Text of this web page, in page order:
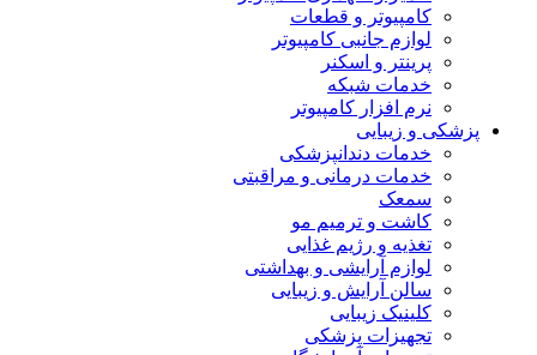
کامپیوتر و قطعات
لوازم جانبی کامپیوتر
پرینتر و اسکنر
خدمات شبکه
نرم افزار کامپیوتر
پزشکی و زیبایی
خدمات دندانپزشکی
خدمات درمانی و مراقبتی
سمعک
کاشت و ترمیم مو
تغذیه و رژیم غذایی
لوازم آرایشی و بهداشتی
سالن آرایش و زیبایی
کلینیک زیبایی
تجهیزات پزشکی